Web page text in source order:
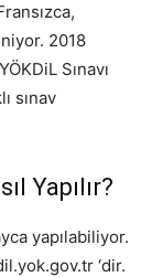
2018
Sınavı
sınav
Yapılır?
yapılabiliyor.
‘dir.